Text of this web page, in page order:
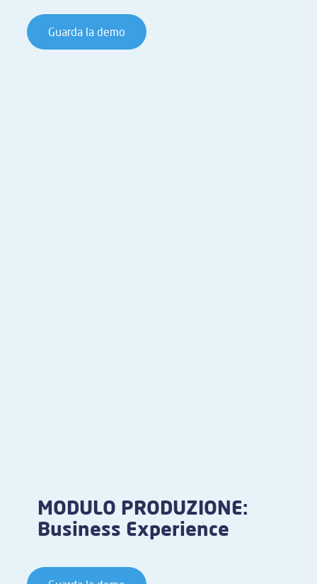
Guarda la demo
MODULO PRODUZIONE:
Business Experience